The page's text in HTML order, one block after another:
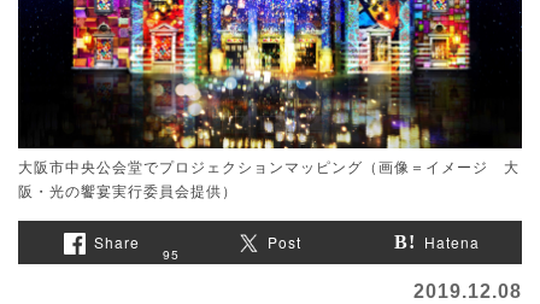
大阪市中央公会堂でプロジェクションマッピング（画像＝イメージ 大
阪・光の饗宴実行委員会提供）
Share
95
Post Hatena
2019.12.08